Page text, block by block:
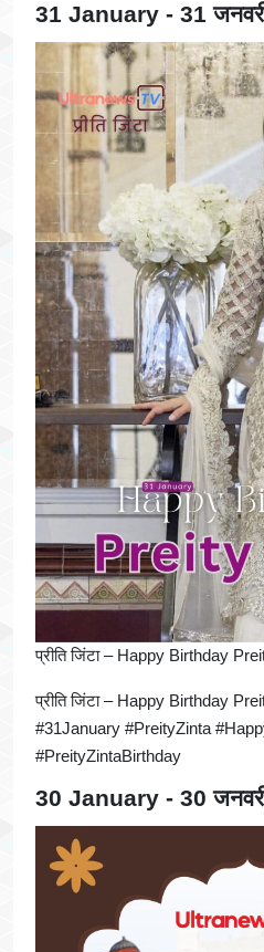
31 January - 31
प्रीति जिंटा – Happy Birthday
प्रीति जिंटा – Happy Birthday
#31January #PreityZinta
#PreityZintaBirthday
30 January - 30